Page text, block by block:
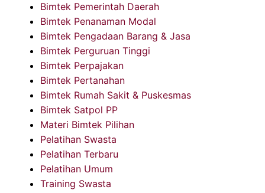
Bimtek Pemerintah Daerah
Bimtek Penanaman Modal
Bimtek Pengadaan Barang & Jasa
Bimtek Perguruan Tinggi
Bimtek Perpajakan
Bimtek Pertanahan
Bimtek Rumah Sakit & Puskesmas
Bimtek Satpol PP
Materi Bimtek Pilihan
Pelatihan Swasta
Pelatihan Terbaru
Pelatihan Umum
Training Swasta